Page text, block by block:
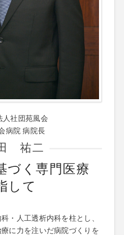
人社団苑風会
病院 病院長
祐二
づく専門医療
して
・人工透析内科を柱とし、
に力を注いだ病院づくりを